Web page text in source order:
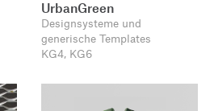
UrbanGreen
Designsysteme und
generische Templates
KG4, KG6